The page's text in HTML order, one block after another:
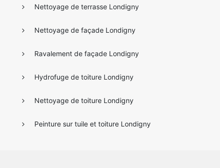
Nettoyage de terrasse Londigny
Nettoyage de façade Londigny
Ravalement de façade Londigny
Hydrofuge de toiture Londigny
Nettoyage de toiture Londigny
Peinture sur tuile et toiture Londigny